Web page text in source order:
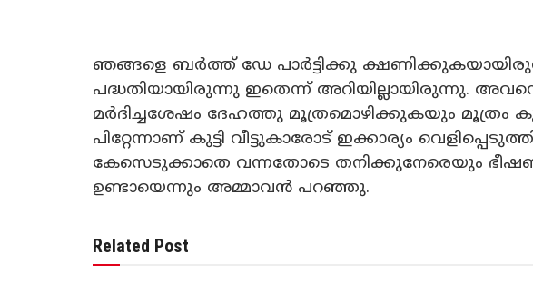
ഞങ്ങളെ ബര്‍ത്ത് ഡേ പാര്‍ട്ടിക്കു
പദ്ധതിയായിരുന്നു ഇതെന്ന് അറിയില്ലായിരുന്നു.
മര്‍ദിച്ചശേഷം ദേഹത്തു മൂത്രമൊഴിക്കുകയും മൂത്രം
പിറ്റേന്നാണ് കുട്ടി വീട്ടുകാരോട് ഇക്കാര്യം
കേസെടുക്കാതെ വന്നതോടെ തനിക്കുനേരെയും
ഉണ്ടായെന്നും അമ്മാവന്‍ പറഞ്ഞു.
Related Post